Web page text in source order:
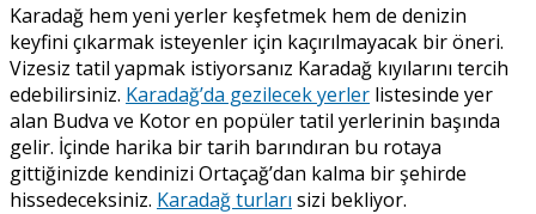
Karadağ hem yeni yerler keşfetmek hem de denizin
keyfini çıkarmak isteyenler için kaçırılmayacak bir öneri.
Vizesiz tatil yapmak istiyorsanız Karadağ kıyılarını tercih
edebilirsiniz. Karadağ’da gezilecek yerler listesinde yer
alan Budva ve Kotor en popüler tatil yerlerinin başında
gelir. İçinde harika bir tarih barındıran bu rotaya
gittiğinizde kendinizi Ortaçağ’dan kalma bir şehirde
hissedeceksiniz. Karadağ turları sizi bekliyor.